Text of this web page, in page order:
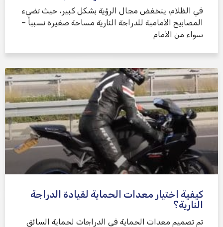
في الظلام، ينخفض ​​مجال الرؤية بشكل كبير، حيث تضيء
المصابيح الأمامية للدراجة النارية مساحة صغيرة نسبياً –
سواء من الأمام
كيفية اختيار معدات الحماية لقيادة الدراجة
النارية؟
تم تصميم معدات الحماية في الدراجات لحماية السائق